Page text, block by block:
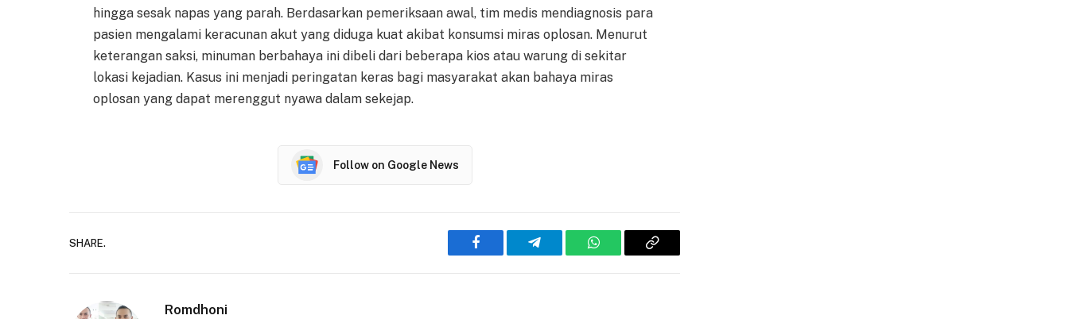
hingga sesak napas yang parah. Berdasarkan pemeriksaan awal, tim medis mendiagnosis para
pasien mengalami keracunan akut yang diduga kuat akibat konsumsi miras oplosan. Menurut
keterangan saksi, minuman berbahaya ini dibeli dari beberapa kios atau warung di sekitar
lokasi kejadian. Kasus ini menjadi peringatan keras bagi masyarakat akan bahaya miras
oplosan yang dapat merenggut nyawa dalam sekejap.
Follow on Google News
SHARE.
Facebook Telegram WhatsAppCopy
Romdhoni